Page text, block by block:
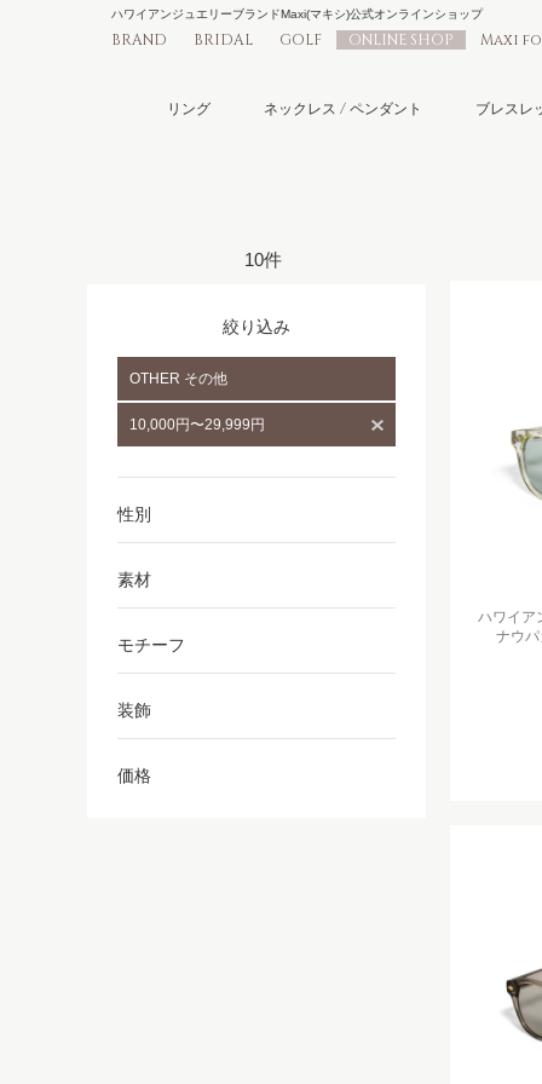
BRAND BRIDAL GOLF ONLINE SHOP Maxi
ハワイアンジュエリーブランドMaxi(マキシ)公式オンラインショップ
リング ネックレス / ペンダント ブレスレ
ハワイア
ナウ
10件
絞り込み
OTHER その他
10,000円〜29,999円
性別
素材
モチーフ
装飾
価格